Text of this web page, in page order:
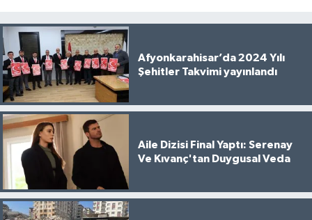
Afyonkarahisar’da 2024 Yılı
Şehitler Takvimi yayınlandı
Aile Dizisi Final Yaptı: Serenay
Ve Kıvanç'tan Duygusal Veda